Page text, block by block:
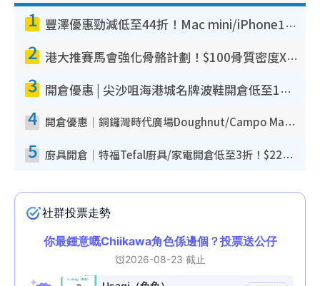
1 豐澤優惠勁減低至44折！Mac mini/iPhone17Pro大減價！廚房家電$220起
2 港大推賽馬會強化骨骼計劃！$100骨質密度X光檢查 完成免費運動訓練送超市禮券！附參加資格
3 開倉優惠 | 尖沙咀海港城名牌波鞋開倉低至1折！On鞋$899起／Joy&Peace鞋履$98起
4 開倉優惠｜銅鑼灣時代廣場Doughnut/Campo Marzio開倉低至1折！背囊、書包、手袋劈價$200起
5 廚具開倉｜特福Tefal廚具/家電開倉低至3折！$220起買平底鍋/炒鑊/湯煲！電飯煲/吸塵機/燙斗$418起